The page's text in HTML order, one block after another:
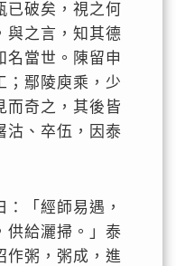
已破矣，視之何
與之言，知其德
名當世。陳留申
；鄢陵庾乘，少
而奇之，其後皆
沽、卒伍，因泰
「經師易遇，
供給灑掃。」泰
作粥，粥成，進